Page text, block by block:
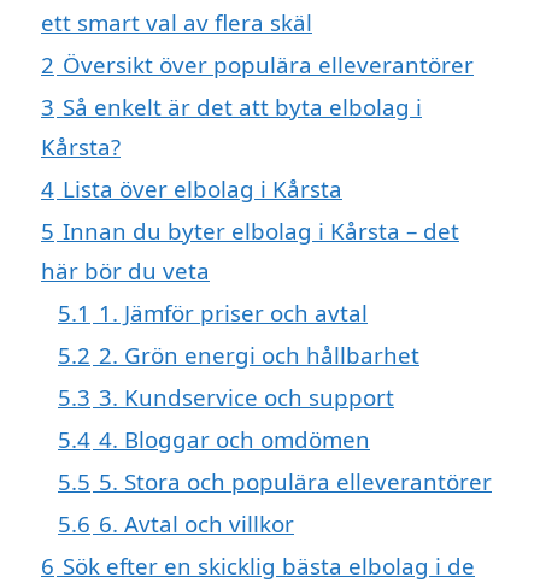
ett smart val av flera skäl
2 Översikt över populära elleverantörer
3 Så enkelt är det att byta elbolag i
Kårsta?
4 Lista över elbolag i Kårsta
5 Innan du byter elbolag i Kårsta – det
här bör du veta
5.1 1. Jämför priser och avtal
5.2 2. Grön energi och hållbarhet
5.3 3. Kundservice och support
5.4 4. Bloggar och omdömen
5.5 5. Stora och populära elleverantörer
5.6 6. Avtal och villkor
6 Sök efter en skicklig bästa elbolag i de